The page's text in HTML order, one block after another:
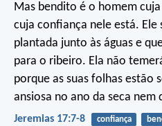
Mas bendito é o homem
cuja confiança nele está. Ele
plantada junto às águas e
para o ribeiro. Ela não
porque as suas folhas estão
ansiosa no ano da seca nem
Jeremias 17:7-8 confiança